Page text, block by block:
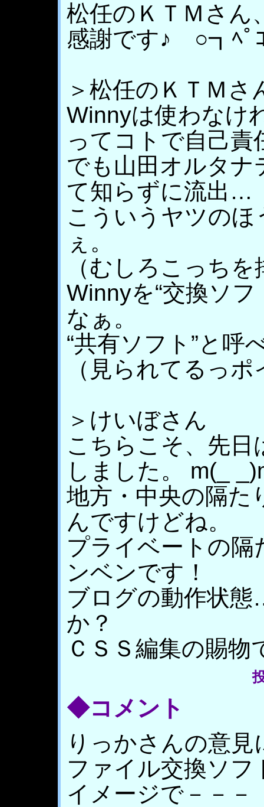
松任のＫＴＭさん
感謝です♪ ○┓ﾍﾟ
＞松任のＫＴＭさ
Winnyは使わなけ
ってコトで自己責
でも山田オルタナ
て知らずに流出…
こういうヤツの
ぇ。
（むしろこっち
Winnyを“交換ソ
なぁ。
“共有ソフト”と
（見られてるっ
＞けいぼさん
こちらこそ、先日
しました。 m(_
地方・中央の隔た
んですけどね。
プライベートの
ンベンです！
ブログの動作状
か？
ＣＳＳ編集の賜物
◆コメント
りっかさんの意見
ファイル交換ソ
イメージで－－－